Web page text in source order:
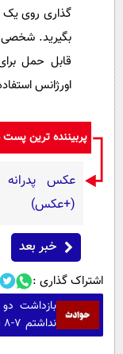
بگیرید. شخصی
قابل حمل
اورژانس
پربیننده ترین
عکس پدرانه
(+عکس)
خبر بعد
اشتراک گذاری :
بازداشت
یا کج شدن